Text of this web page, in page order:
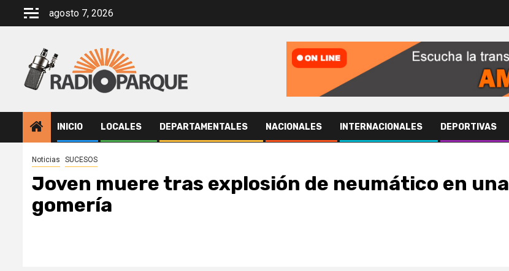
agosto 7, 2026
INICIO LOCALES DEPARTAMENTALES NACIONALES INTERNACIONALES DEPORTIVAS
Noticias SUCESOS
Joven muere tras explosión de neumático en una
gomería